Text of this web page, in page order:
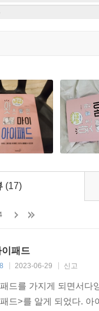
(17)
패드
2023-06-29 신고
드를 가지게 되면서다
드>를 알게 되었다. 아